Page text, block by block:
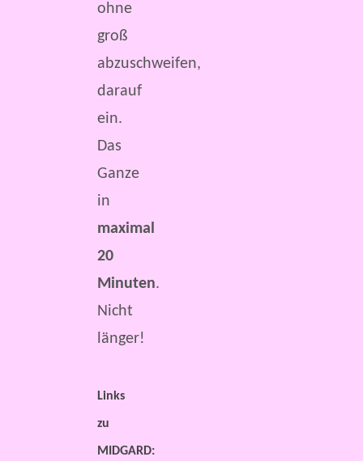
ohne
groß
abzuschweifen,
darauf
ein.
Das
Ganze
in
maximal
20
Minuten.
Nicht
länger!
Links
zu
MIDGARD: